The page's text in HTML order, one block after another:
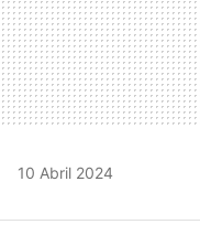
10 Abril 2024